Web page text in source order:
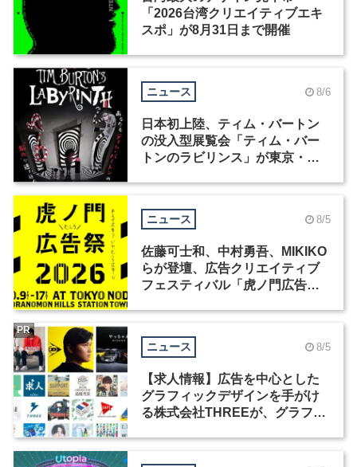
「2026台湾クリエイティブエキ
スポ」が8月31日まで開催
ニュース 8/6
日本初上陸、ティム・バートン
の没入型展覧会「ティム・バー
トンのラビリンス」が東京・豊
ニュース 8/5
佐藤可士和、中村勇吾、MIKIKO
らが登壇、広告クリエイティブ
フェスティバル「虎ノ門広告
ニュース 8/5
【求人情報】広告を中心とした
グラフィックデザインを手がけ
る株式会社THREEが、グラフィ
PR